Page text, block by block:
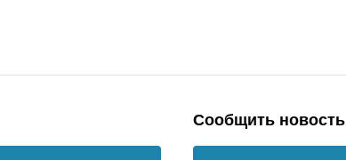
Сообщить новость